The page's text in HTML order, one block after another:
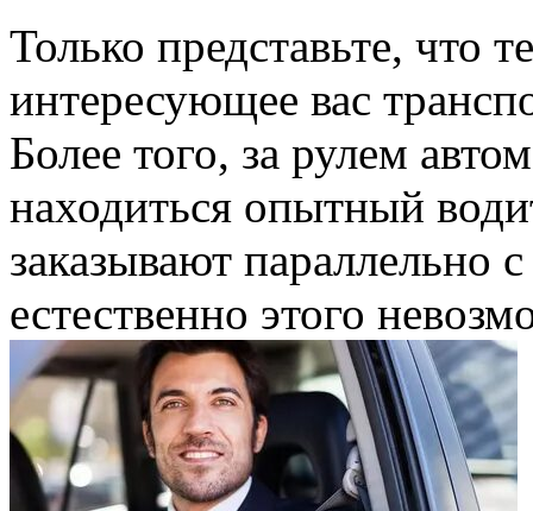
Только представьте, что
интересующее вас
Более того, за рулем
находиться опытный
заказывают параллельно
естественно этого